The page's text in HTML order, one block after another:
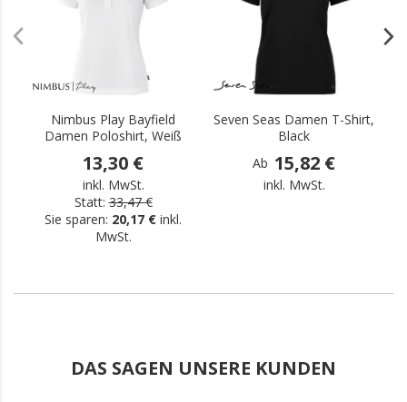
Nimbus Play Bayfield
Damen Poloshirt, Weiß
13,30 €
inkl. MwSt.
Statt: 33,47 €
Sie sparen: 20,17 € inkl.
MwSt.
Seven Seas Damen T-Shirt,
Black
Ab 15,82 €
inkl. MwSt.
DAS SAGEN UNSERE KUNDEN